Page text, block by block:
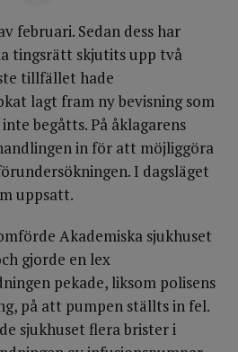
har skett, 2025 dömdes en
för försummelse i
sövdes.
februari. Sedan dess har
tingsrätt skjutits upp två
tillfället hade
lagt fram ny bevisning som
begåtts. På åklagarens
in för att möjliggöra
I dagsläget
uppsatt.
Akademiska sjukhuset
gjorde en lex
pekade, liksom polisens
på att pumpen ställts in fel.
sjukhuset flera brister i